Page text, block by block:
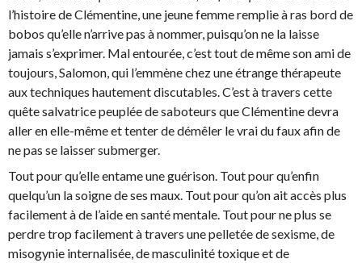
l’histoire de Clémentine, une jeune femme remplie à ras bord de
bobos qu’elle n’arrive pas à nommer, puisqu’on ne la laisse
jamais s’exprimer. Mal entourée, c’est tout de même son ami de
toujours, Salomon, qui l’emmène chez une étrange thérapeute
aux techniques hautement discutables. C’est à travers cette
quête salvatrice peuplée de saboteurs que Clémentine devra
aller en elle-même et tenter de démêler le vrai du faux afin de
ne pas se laisser submerger.
Tout pour qu’elle entame une guérison. Tout pour qu’enfin
quelqu’un la soigne de ses maux. Tout pour qu’on ait accès plus
facilement à de l’aide en santé mentale. Tout pour ne plus se
perdre trop facilement à travers une pelletée de sexisme, de
misogynie internalisée, de masculinité toxique et de